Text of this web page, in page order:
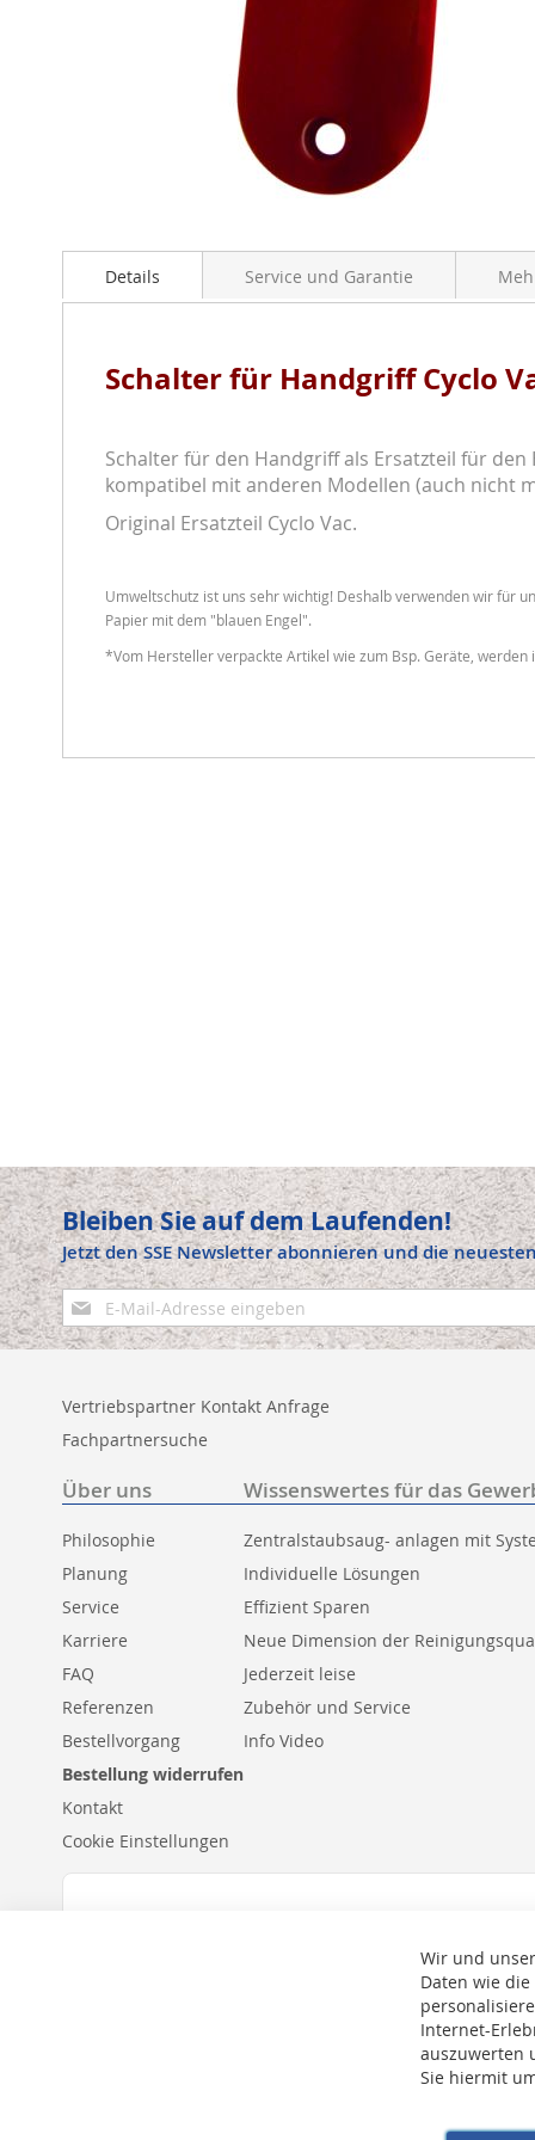
Anfang
Bildergalerie
Details
Schalter für Handgriff Cyclo
Schalter für den Handgriff als Ersatzteil für den
kompatibel mit anderen Modellen (auch nicht
Original Ersatzteil Cyclo Vac.
Umweltschutz ist uns sehr wichtig! Deshalb verwenden wir für
Papier mit dem "blauen Engel".
*Vom Hersteller verpackte Artikel wie zum Bsp. Geräte,
Service und Garantie
Bleiben Sie auf dem Laufenden!
Jetzt den SSE Newsletter abonnieren und die
Anmeldung
zum
Newsletter:
Vertriebspartner Kontakt Anfrage
Fachpartnersuche
Über uns
Philosophie
Planung
Service
Karriere
FAQ
Referenzen
Bestellvorgang
Bestellung widerrufen
Kontakt
Cookie Einstellungen
Wissenswertes für das
Zentralstaubsaug- anlagen mit
Individuelle Lösungen
Effizient Sparen
Neue Dimension der
Jederzeit leise
Zubehör und Service
Info Video
Wir und
Daten wie
Internet-
auszuwerten
Sie hiermit